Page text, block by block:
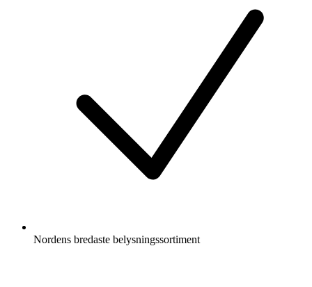
Nordens bredaste belysningssortiment